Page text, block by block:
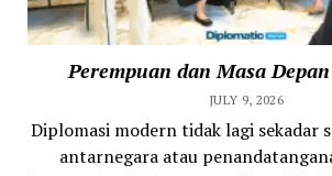
Perempuan dan Masa
JULY 9, 2026
Diplomasi modern tidak lagi sekadar
antarnegara atau